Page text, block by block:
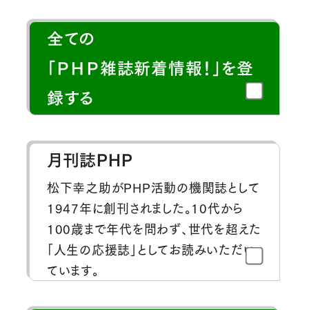
全ての
「ＰＨＰ雑誌新着情報！」を登
録する
月刊誌PHP
松下幸之助がPHP活動の機関誌として
1947年に創刊されました。10代から
100歳まで年代を問わず、世代を超えた
「人生の応援誌」としてお読みいただい
ています。